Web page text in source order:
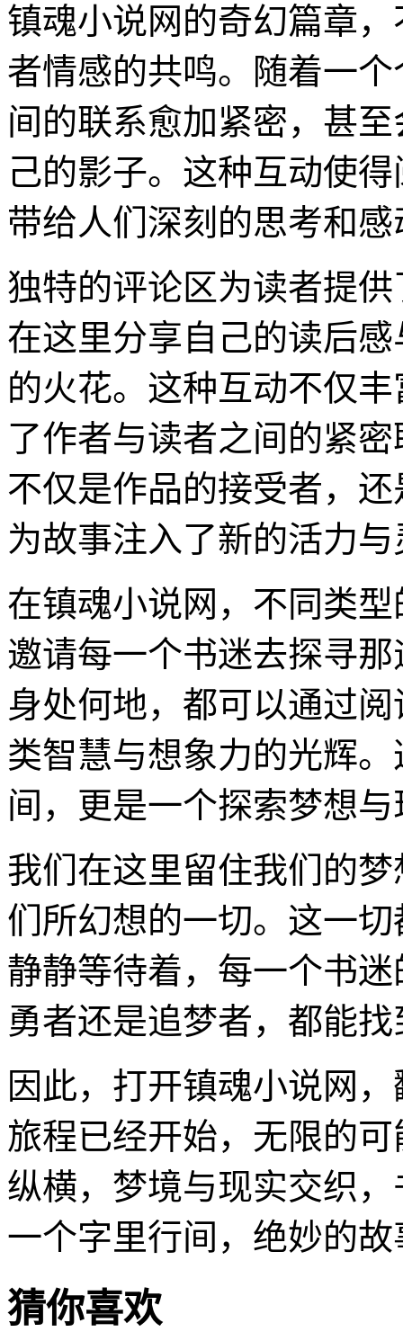
镇魂小说网的奇幻篇章
者情感的共鸣。随着一
间的联系愈加紧密，甚
己的影子。这种互动使
带给人们深刻的思考和感
独特的评论区为读者提
在这里分享自己的读后
的火花。这种互动不仅
了作者与读者之间的紧
不仅是作品的接受者，
为故事注入了新的活力
在镇魂小说网，不同类
邀请每一个书迷去探寻
身处何地，都可以通过
类智慧与想象力的光辉
间，更是一个探索梦想
我们在这里留住我们的
们所幻想的一切。这一
静静等待着，每一个书
勇者还是追梦者，都能
因此，打开镇魂小说网
旅程已经开始，无限的
纵横，梦境与现实交织
一个字里行间，绝妙的
猜你喜欢